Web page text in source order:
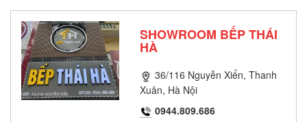
SHOWROOM BẾP THÁI
HÀ
36/116 Nguyễn Xiển, Thanh
Xuân, Hà Nội
0944.809.686